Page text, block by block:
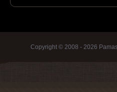
Copyright © 2008 - 2026